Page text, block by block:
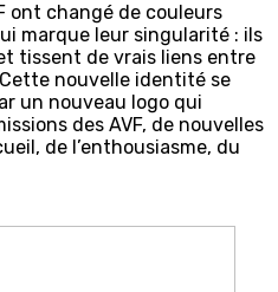
ont changé de couleurs
marque leur singularité : ils
tissent de vrais liens entre
nouvelle identité se
un nouveau logo qui
des AVF, de nouvelles
de l’enthousiasme, du